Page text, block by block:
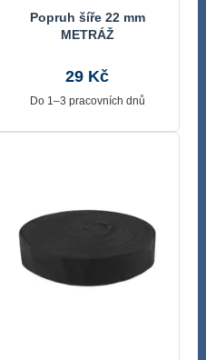
Popruh šíře 22 mm
METRÁŽ
29 Kč
Do 1–3 pracovních dnů